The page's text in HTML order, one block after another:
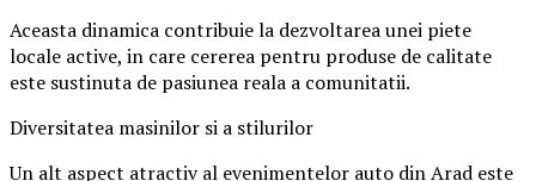
Aceasta dinamica contribuie la dezvoltarea unei piete
locale active, in care cererea pentru produse de calitate
este sustinuta de pasiunea reala a comunitatii.
Diversitatea masinilor si a stilurilor
Un alt aspect atractiv al evenimentelor auto din Arad este